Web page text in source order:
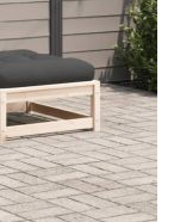
по банков път